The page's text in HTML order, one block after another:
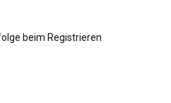
beim Registrieren